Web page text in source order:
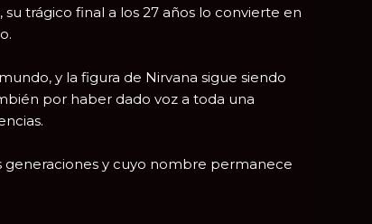
trágico final a los 27 años lo convierte en
y la figura de Nirvana sigue siendo
por haber dado voz a toda una
generaciones y cuyo nombre permanece